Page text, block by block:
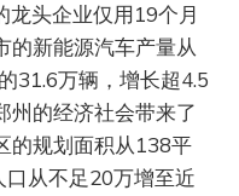
龙头企业仅用19个月
的新能源汽车产量从
31.6万辆，增长超4.5
州的经济社会带来了
的规划面积从138平
从不足20万增至近